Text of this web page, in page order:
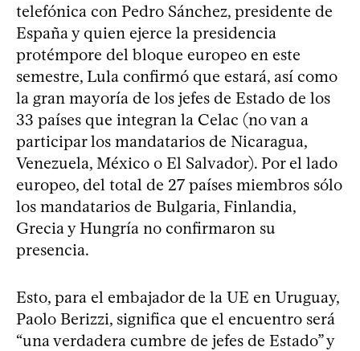
telefónica con Pedro Sánchez, presidente de
España y quien ejerce la presidencia
protémpore del bloque europeo en este
semestre, Lula confirmó que estará, así como
la gran mayoría de los jefes de Estado de los
33 países que integran la Celac (no van a
participar los mandatarios de Nicaragua,
Venezuela, México o El Salvador). Por el lado
europeo, del total de 27 países miembros sólo
los mandatarios de Bulgaria, Finlandia,
Grecia y Hungría no confirmaron su
presencia.
Esto, para el embajador de la UE en Uruguay,
Paolo Berizzi, significa que el encuentro será
“una verdadera cumbre de jefes de Estado” y